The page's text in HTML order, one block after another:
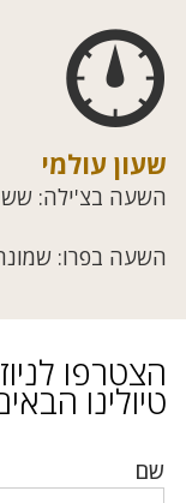
שעון עולמי
השעה בצ'ילה: שש
השעה בפרו:
הצטרפו
טיולינו
שם